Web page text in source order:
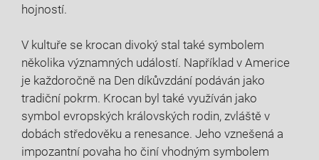
hojností.
V kultuře se krocan divoký stal také symbolem
několika významných událostí. Například v Americe
je každoročně na Den díkůvzdání podáván jako
tradiční pokrm. Krocan byl také využíván jako
symbol evropských královských rodin, zvláště v
dobách středověku a renesance. Jeho vznešená a
impozantní povaha ho činí vhodným symbolem